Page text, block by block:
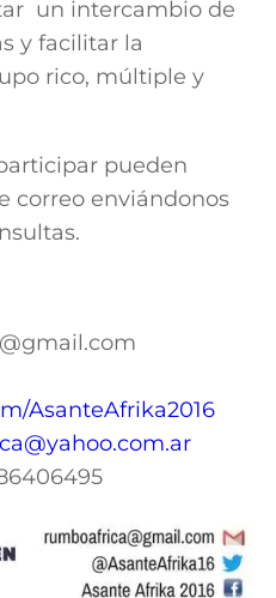
un intercambio de
y facilitar la
rico, múltiple y
pueden
correo enviándonos
AsanteAfrika2016